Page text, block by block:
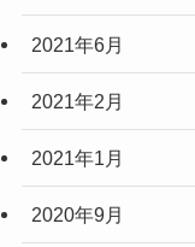
2021年6月
2021年2月
2021年1月
2020年9月